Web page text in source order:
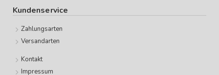
Kundenservice
Zahlungsarten
Versandarten
Kontakt
Impressum